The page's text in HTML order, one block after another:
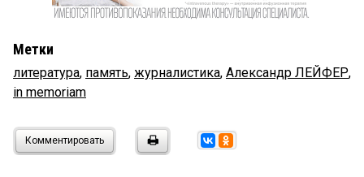
Метки
литература, память, журналистика, Александр ЛЕЙФЕР,
in memoriam
Комментировать